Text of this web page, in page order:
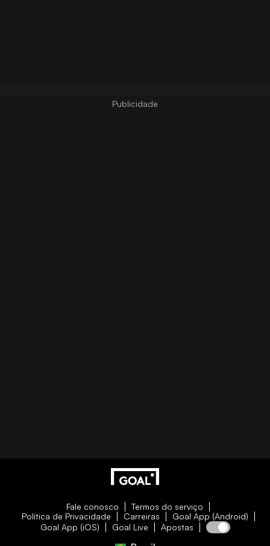
Fale conosco
Termos do serviço
Política de Privacidade
Carreiras
Goal App (Android)
Goal App (iOS)
Goal Live Apostas